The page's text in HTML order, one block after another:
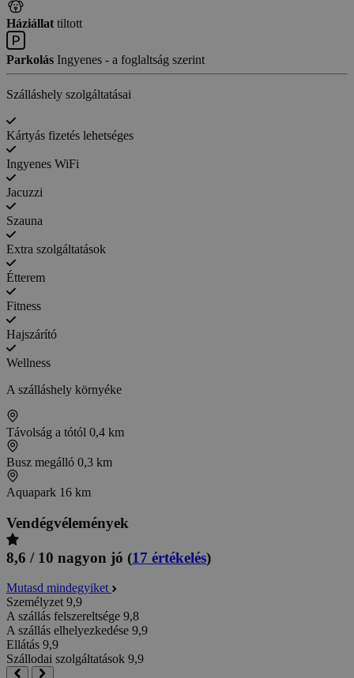
Háziállat tiltott
Parkolás Ingyenes - a foglaltság szerint
Szálláshely szolgáltatásai
Kártyás fizetés lehetséges
Ingyenes WiFi
Jacuzzi
Szauna
Extra szolgáltatások
Étterem
Fitness
Hajszárító
Wellness
A szálláshely környéke
Távolság a tótól 0,4 km
Busz megálló 0,3 km
Aquapark 16 km
Vendégvélemények
8,6 / 10 nagyon jó (17 értékelés)
Mutasd mindegyiket
Személyzet 9,9
A szállás felszereltsége 9,8
A szállás elhelyezkedése 9,9
Ellátás 9,9
Szállodai szolgáltatások 9,9